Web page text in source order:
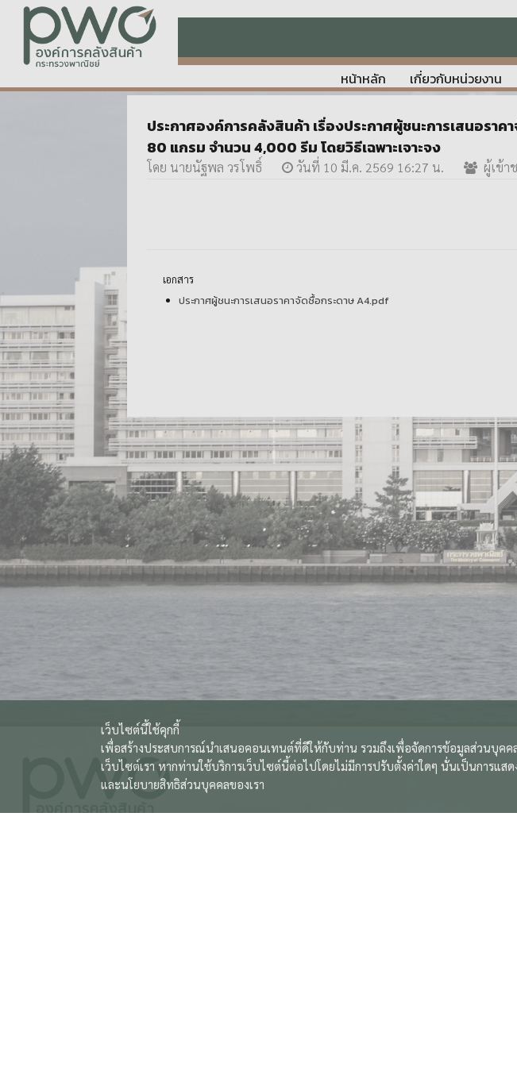
หน้าหลัก เกี่ยวกับหน่วยงาน
ประกาศองค์การคลังสินค้า เรื่องประกาศผู้ชนะการเสนอร
80 แกรม จำนวน 4,000 รีม โดยวิธีเฉพาะเจาะจง
โดย นายนัฐพล วรโพธิ์ วันที่ 10 มี.ค. 2569 16:27 น. ผู้เข้า
เอกสาร
ประกาศผู้ชนะการเสนอราคาจัดซื้อกระดาษ A4.pdf
เว็บไซต์นี้ใช้คุกกี้
เพื่อสร้างประสบการณ์นำเสนอคอนเทนต์ที่ดีให้กับท่าน รวมถึงเพื่อจัดการข้อมูลส่วนบุค
เว็บไซต์เรา หากท่านใช้บริการเว็บไซต์นี้ต่อไปโดยไม่มีการปรับตั้งค่าใดๆ นั่นเป็นการ
และนโยบายสิทธิส่วนบุคคลของเรา